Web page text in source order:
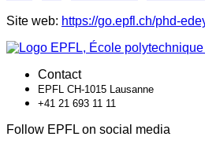
Site web: https://go.epfl.ch/phd-
Contact
EPFL CH-1015 Lausanne
+41 21 693 11 11
Follow EPFL on social media